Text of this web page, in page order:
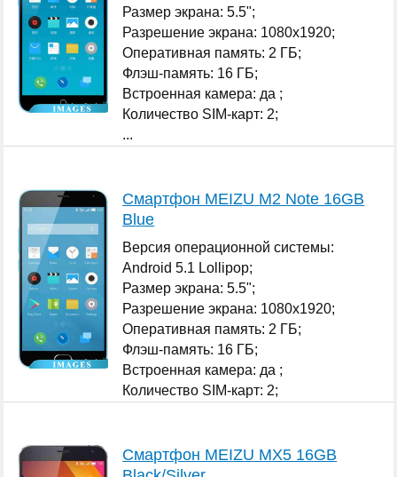
Размер экрана: 5.5";
Разрешение экрана: 1080x1920;
Оперативная память: 2 ГБ;
Флэш-память: 16 ГБ;
Встроенная камера: да ;
Количество SIM-карт: 2;
...
Смартфон MEIZU M2 Note 16GB
Blue
Версия операционной системы:
Android 5.1 Lollipop;
Размер экрана: 5.5";
Разрешение экрана: 1080x1920;
Оперативная память: 2 ГБ;
Флэш-память: 16 ГБ;
Встроенная камера: да ;
Количество SIM-карт: 2;
Смартфон MEIZU MX5 16GB